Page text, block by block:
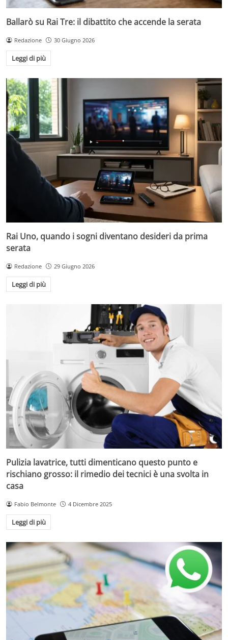
Ballarò su Rai Tre: il dibattito che accende la serata
Redazione 30 Giugno 2026
Leggi di più
Rai Uno, quando i sogni diventano desideri da prima
serata
Redazione 29 Giugno 2026
Leggi di più
Pulizia lavatrice, tutti dimenticano questo punto e
rischiano grosso: il rimedio dei tecnici è una svolta in
casa
Fabio Belmonte 4 Dicembre 2025
Leggi di più